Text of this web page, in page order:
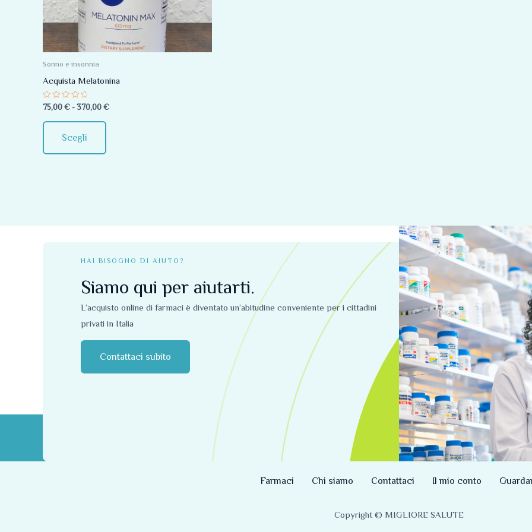
Sonno e insonnia
Acquista Melatonina
Valutato
0
su
5
75,00 € - 370,00 €
Scegli
Le
opzioni
possono
scelte
pagina
del
HAI BISOGNO DI AIUTO?
Siamo qui per aiutarti.
L’acquisto online di farmaci è diventato un’abitudine conveniente per i cittadini
privati ​​in Italia
Contattaci subito
Farmaci Chi siamo Contattaci Il mio conto
Copyright © MIGLIORE SALUTE